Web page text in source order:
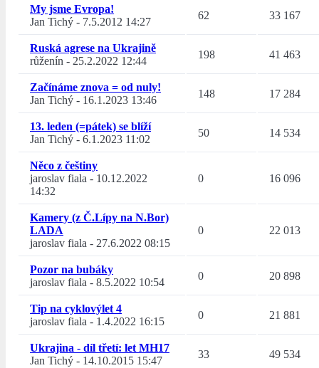
My jsme Evropa!
Jan Tichý - 7.5.2012 14:27
62 33 167
Ruská agrese na Ukrajině
růženín - 25.2.2022 12:44
198 41 463
Začínáme znova = od nuly!
Jan Tichý - 16.1.2023 13:46
148 17 284
13. leden (=pátek) se blíží
Jan Tichý - 6.1.2023 11:02
50 14 534
Něco z češtiny
jaroslav fiala - 10.12.2022
14:32
0 16 096
Kamery (z Č.Lípy na N.Bor)
LADA
jaroslav fiala - 27.6.2022 08:15
0 22 013
Pozor na bubáky
jaroslav fiala - 8.5.2022 10:54
0 20 898
Tip na cyklovýlet 4
jaroslav fiala - 1.4.2022 16:15
0 21 881
Ukrajina - díl třetí: let MH17
Jan Tichý - 14.10.2015 15:47
33 49 534